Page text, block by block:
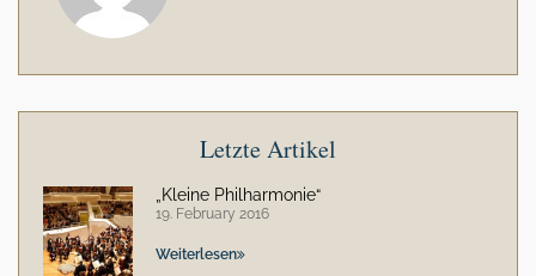
Letzte Artikel
„Kleine Philharmonie“
19. February 2016
Weiterlesen